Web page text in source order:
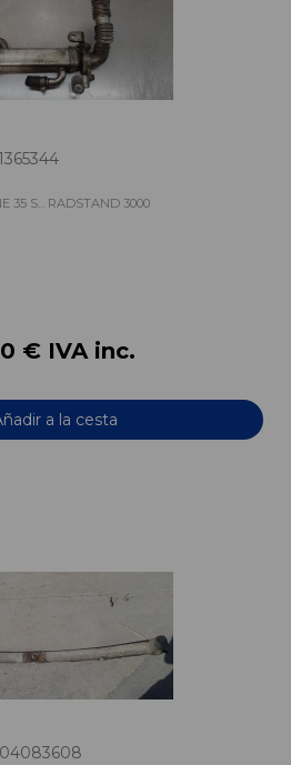
35 S... RADSTAND 3000
€ IVA inc.
a la cesta